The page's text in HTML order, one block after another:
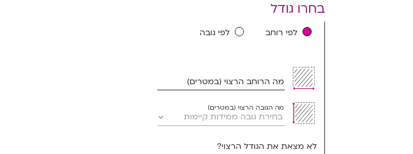
בחרו גודל
לפי רוחב לפי גובה
מה הרוחב הרצוי (במטרים)
מה הגובה הרצוי (במטרים)
לא מצאת את הגודל הרצוי?